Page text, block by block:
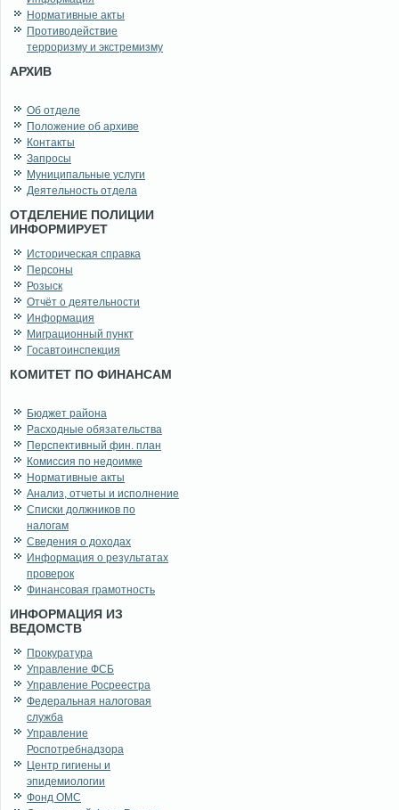
Нормативные акты
Противодействие
терроризму и экстремизму
АРХИВ
Об отделе
Положение об архиве
Контакты
Запросы
Муниципальные услуги
Деятельность отдела
ОТДЕЛЕНИЕ ПОЛИЦИИ
ИНФОРМИРУЕТ
Историческая справка
Персоны
Розыск
Отчёт о деятельности
Информация
Миграционный пункт
Госавтоинспекция
КОМИТЕТ ПО ФИНАНСАМ
Бюджет района
Расходные обязательства
Перспективный фин. план
Комиссия по недоимке
Нормативные акты
Анализ, отчеты и исполнение
Списки должников по
налогам
Сведения о доходах
Информация о результатах
проверок
Финансовая грамотность
ИНФОРМАЦИЯ ИЗ
ВЕДОМСТВ
Прокуратура
Управление ФСБ
Управление Росреестра
Федеральная налоговая
служба
Управление
Роспотребнадзора
Центр гигиены и
эпидемиологии
Фонд ОМС